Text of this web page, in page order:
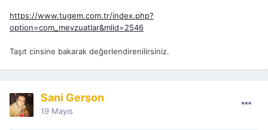
https://www.tugem.com.tr/index.php?
option=com_mevzuatlar&mlid=2546
Taşıt cinsine bakarak değerlendirenilirsiniz.
Sani Gerşon
19 Mayıs